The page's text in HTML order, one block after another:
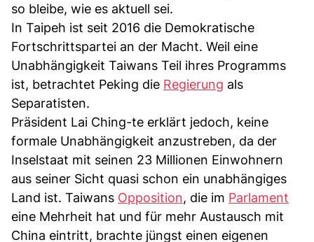
so bleibe, wie es aktuell sei.
In Taipeh ist seit 2016 die Demokratische
Fortschrittspartei an der Macht. Weil eine
Unabhängigkeit Taiwans Teil ihres Programms
ist, betrachtet Peking die Regierung als
Separatisten.
Präsident Lai Ching-te erklärt jedoch, keine
formale Unabhängigkeit anzustreben, da der
Inselstaat mit seinen 23 Millionen Einwohnern
aus seiner Sicht quasi schon ein unabhängiges
Land ist. Taiwans Opposition, die im Parlament
eine Mehrheit hat und für mehr Austausch mit
China eintritt, brachte jüngst einen eigenen